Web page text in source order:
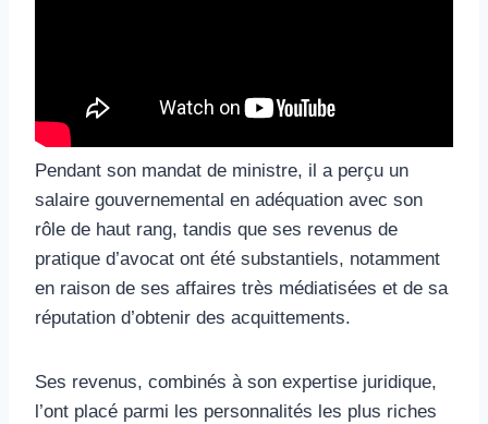
Pendant son mandat de ministre, il a perçu un
salaire gouvernemental en adéquation avec son
rôle de haut rang, tandis que ses revenus de
pratique d’avocat ont été substantiels, notamment
en raison de ses affaires très médiatisées et de sa
réputation d’obtenir des acquittements.
Ses revenus, combinés à son expertise juridique,
l’ont placé parmi les personnalités les plus riches